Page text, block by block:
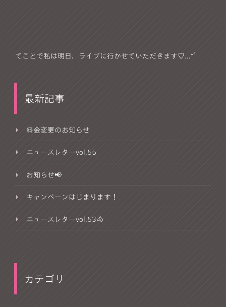
てことで私は明日、ライブに行かせていただきます♡...*゜
最新記事
料金変更のお知らせ
ニュースレターvol.55
お知らせ📢
キャンペーンはじまります！
ニュースレターvol.53🐴
カテゴリ